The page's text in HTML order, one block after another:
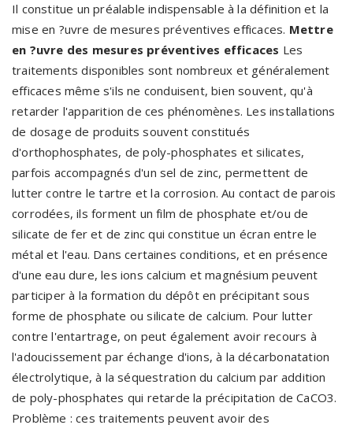
Il constitue un préalable indispensable à la définition et la
mise en ?uvre de mesures préventives efficaces. Mettre
en ?uvre des mesures préventives efficaces Les
traitements disponibles sont nombreux et généralement
efficaces même s'ils ne conduisent, bien souvent, qu'à
retarder l'apparition de ces phénomènes. Les installations
de dosage de produits souvent constitués
d'orthophosphates, de poly-phosphates et silicates,
parfois accompagnés d'un sel de zinc, permettent de
lutter contre le tartre et la corrosion. Au contact de parois
corrodées, ils forment un film de phosphate et/ou de
silicate de fer et de zinc qui constitue un écran entre le
métal et l'eau. Dans certaines conditions, et en présence
d'une eau dure, les ions calcium et magnésium peuvent
participer à la formation du dépôt en précipitant sous
forme de phosphate ou silicate de calcium. Pour lutter
contre l'entartrage, on peut également avoir recours à
l'adoucissement par échange d'ions, à la décarbonatation
électrolytique, à la séquestration du calcium par addition
de poly-phosphates qui retarde la précipitation de CaCO3.
Problème : ces traitements peuvent avoir des